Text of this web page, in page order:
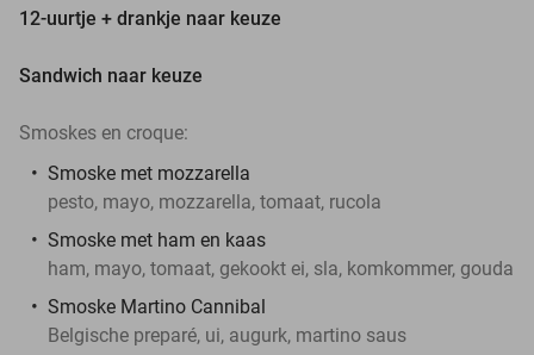
12-uurtje + drankje naar keuze
Sandwich naar keuze
Smoskes en croque:
Smoske met mozzarella
pesto, mayo, mozzarella, tomaat, rucola
Smoske met ham en kaas
ham, mayo, tomaat, gekookt ei, sla, komkommer, gouda
Smoske Martino Cannibal
Belgische preparé, ui, augurk, martino saus